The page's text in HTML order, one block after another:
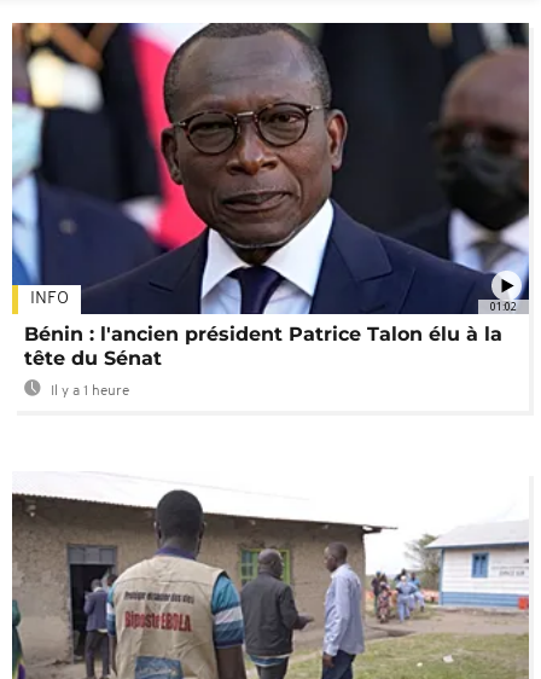
01:02
INFO
Bénin : l'ancien président Patrice Talon élu à la
tête du Sénat
Il y a 1 heure